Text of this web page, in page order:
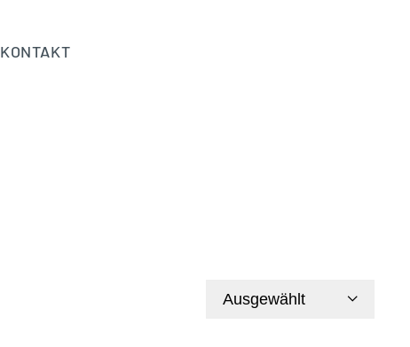
KONTAKT
Ausgewählt